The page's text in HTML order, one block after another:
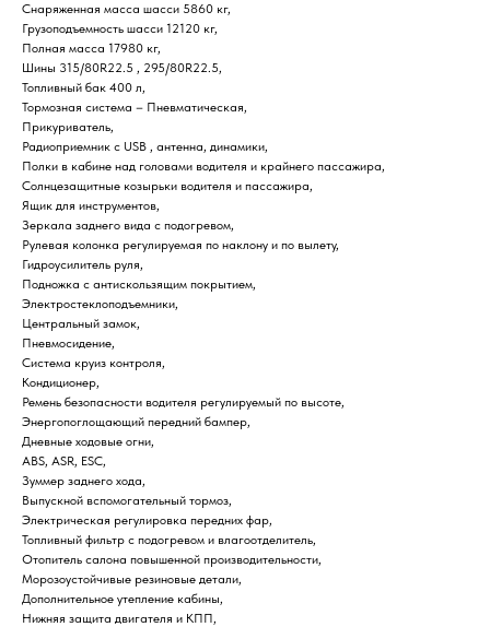
Снаряженная масса шасси 5860 кг,
Грузоподъемность шасси 12120 кг,
Полная масса 17980 кг,
Шины 315/80R22.5 , 295/80R22.5,
Топливный бак 400 л,
Тормозная система – Пневматическая,
Прикуриватель,
Радиоприемник c USB , антенна, динамики,
Полки в кабине над головами водителя и крайнего пассажира,
Солнцезащитные козырьки водителя и пассажира,
Ящик для инструментов,
Зеркала заднего вида с подогревом,
Рулевая колонка регулируемая по наклону и по вылету,
Гидроусилитель руля,
Подножка с антискользящим покрытием,
Электростеклоподъемники,
Центральный замок,
Пневмосидение,
Система круиз контроля,
Кондиционер,
Ремень безопасности водителя регулируемый по высоте,
Энергопоглощающий передний бампер,
Дневные ходовые огни,
ABS, ASR, ESC,
Зуммер заднего хода,
Выпускной вспомогательный тормоз,
Электрическая регулировка передних фар,
Топливный фильтр с подогревом и влагоотделитель,
Отопитель салона повышенной производительности,
Морозоустойчивые резиновые детали,
Дополнительное утепление кабины,
Нижняя защита двигателя и КПП,